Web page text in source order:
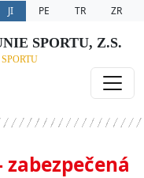
JI PE TR ZR
SPORTU, Z.S.
zabezpečená